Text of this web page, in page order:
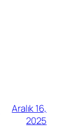
Aralık 16,
2025